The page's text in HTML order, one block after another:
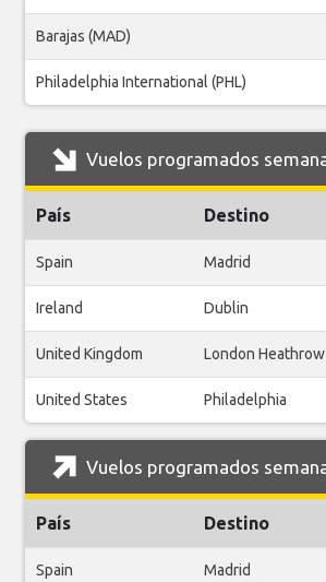
Barajas (MAD)
Philadelphia International (PHL)
Vuelos programados
País Destino
Spain Madrid
Ireland Dublin
United Kingdom London Heathrow
United States Philadelphia
Vuelos programados
País Destino
Spain Madrid